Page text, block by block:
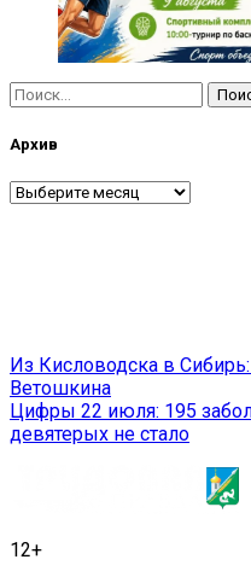
Найти:
Архив
Архив
Навигация
по
записям
Из Кисловодска в
Ветошкина
Цифры 22 июля: 195
девятерых не стало
12+